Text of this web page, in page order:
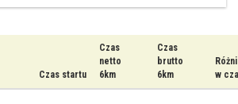
Czas startu
Czas
netto
6km
Czas
brutto
6km
w